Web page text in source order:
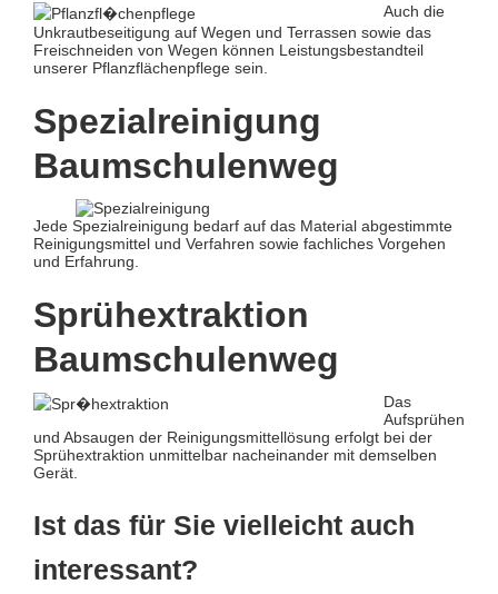
Auch die
Unkrautbeseitigung auf Wegen und Terrassen sowie das
Freischneiden von Wegen können Leistungsbestandteil
unserer Pflanzflächenpflege sein.
Spezialreinigung
Baumschulenweg
Jede Spezialreinigung bedarf auf das Material abgestimmte
Reinigungsmittel und Verfahren sowie fachliches Vorgehen
und Erfahrung.
Sprühextraktion
Baumschulenweg
Das
Aufsprühen
und Absaugen der Reinigungsmittellösung erfolgt bei der
Sprühextraktion unmittelbar nacheinander mit demselben
Gerät.
Ist das für Sie vielleicht auch
interessant?